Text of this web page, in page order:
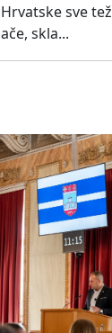
sve
skla...